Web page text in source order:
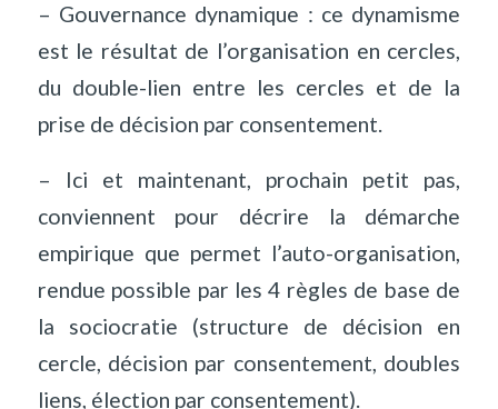
– Gouvernance dynamique : ce dynamisme
est le résultat de l’organisation en cercles,
du double-lien entre les cercles et de la
prise de décision par consentement.
– Ici et maintenant, prochain petit pas,
conviennent pour décrire la démarche
empirique que permet l’auto-organisation,
rendue possible par les 4 règles de base de
la sociocratie (structure de décision en
cercle, décision par consentement, doubles
liens, élection par consentement).